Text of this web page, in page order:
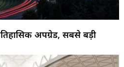
अपग्रेड, सबसे बड़ी